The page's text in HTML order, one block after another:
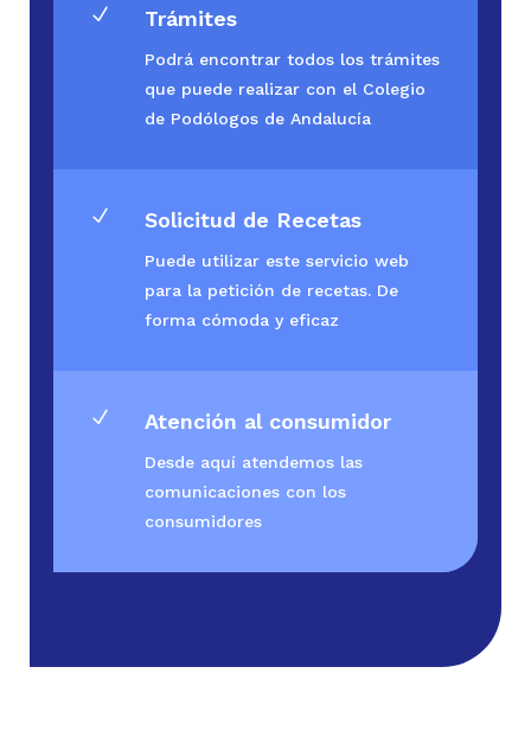
N Trámites
Podrá encontrar todos los trámites
que puede realizar con el Colegio
de Podólogos de Andalucía
N Solicitud de Recetas
Puede utilizar este servicio web
para la petición de recetas. De
forma cómoda y eficaz
N Atención al consumidor
Desde aquí atendemos las
comunicaciones con los
consumidores